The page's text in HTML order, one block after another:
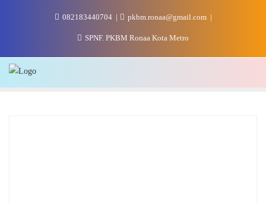
082183440704 pkbm.ronaa@gmail.com
SPNF. PKBM Ronaa Kota Metro